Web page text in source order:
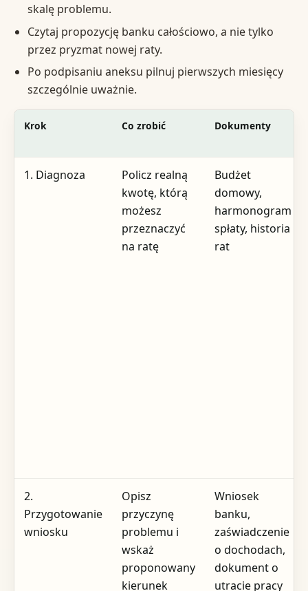
skalę problemu.
Czytaj propozycję banku całościowo, a nie tylko
przez pryzmat nowej raty.
Po podpisaniu aneksu pilnuj pierwszych miesięcy
szczególnie uważnie.
Krok Co zrobić Dokumenty
1. Diagnoza
Policz realną
kwotę, którą
możesz
przeznaczyć
na ratę
Budżet
domowy,
harmonogram
spłaty, historia
rat
2.
Przygotowanie
wniosku
Opisz
przyczynę
problemu i
wskaż
proponowany
kierunek
Wniosek
banku,
zaświadczenie
o dochodach,
dokument o
utracie pracy